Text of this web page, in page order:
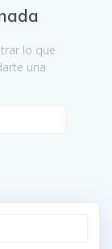
lo que
una